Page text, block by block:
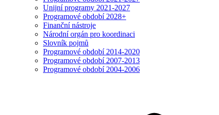
Unijní programy 2021-2027
Programové období 2028+
Finanční nástroje
Národní orgán pro koordinaci
Slovník pojmů
Programové období 2014-2020
Programové období 2007-2013
Programové období 2004-2006